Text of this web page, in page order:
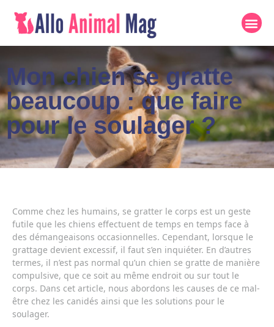
Mon chien se gratte
beaucoup : que faire
pour le soulager ?
Comme chez les humains, se gratter le corps est un geste
futile que les chiens effectuent de temps en temps face à
des démangeaisons occasionnelles. Cependant, lorsque le
grattage devient excessif, il faut s’en inquiéter. En d’autres
termes, il n’est pas normal qu’un chien se gratte de manière
compulsive, que ce soit au même endroit ou sur tout le
corps. Dans cet article, nous abordons les causes de ce mal-
être chez les canidés ainsi que les solutions pour le
soulager.